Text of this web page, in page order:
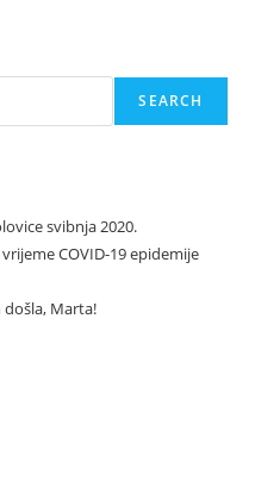
SEARCH
svibnja 2020.
COVID-19 epidemije
Marta!